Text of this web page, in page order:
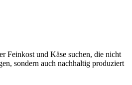
Feinkost und Käse suchen, die nicht
sondern auch nachhaltig produziert